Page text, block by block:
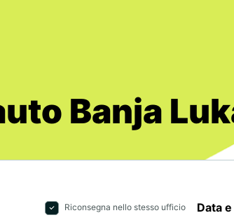
Banja
Riconsegna nello stesso ufficio Data